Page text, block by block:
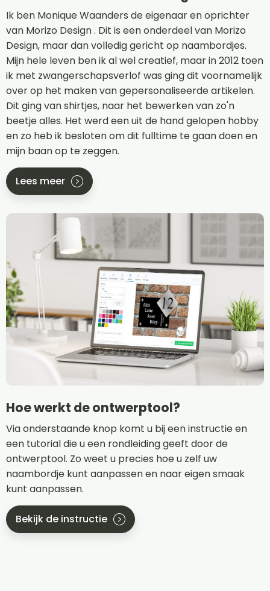
Ik ben Monique Waanders de eigenaar en oprichter
van Morizo Design . Dit is een onderdeel van Morizo
Design, maar dan volledig gericht op naambordjes.
Mijn hele leven ben ik al wel creatief, maar in 2012 toen
ik met zwangerschapsverlof was ging dit voornamelijk
over op het maken van gepersonaliseerde artikelen.
Dit ging van shirtjes, naar het bewerken van zo'n
beetje alles. Het werd een uit de hand gelopen hobby
en zo heb ik besloten om dit fulltime te gaan doen en
mijn baan op te zeggen.
Lees meer
Hoe werkt de ontwerptool?
Via onderstaande knop komt u bij een instructie en
een tutorial die u een rondleiding geeft door de
ontwerptool. Zo weet u precies hoe u zelf uw
naambordje kunt aanpassen en naar eigen smaak
kunt aanpassen.
Bekijk de instructie